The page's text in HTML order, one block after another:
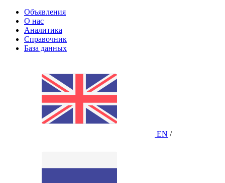
Объявления
О нас
Аналитика
Справочник
База данных
EN /